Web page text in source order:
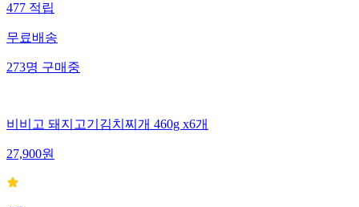
477 적립
무료배송
273명 구매중
비비고 돼지고기김치찌개 460g x6개
27,900원